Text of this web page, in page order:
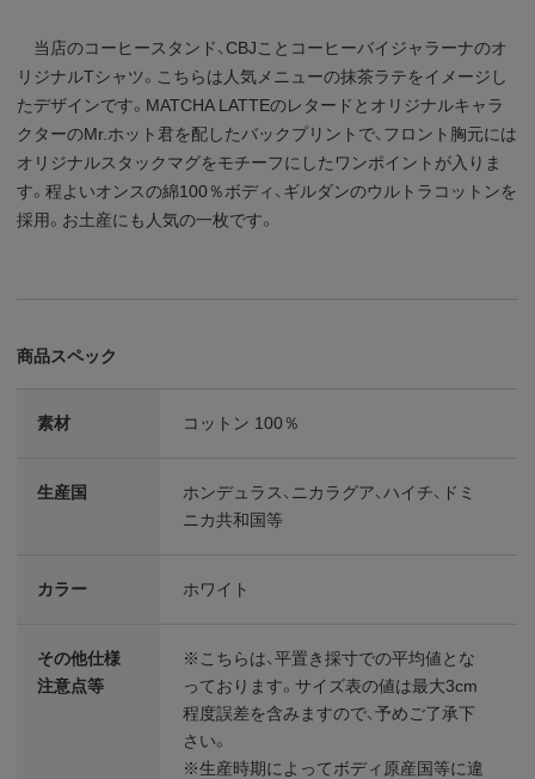
当店のコーヒースタンド、CBJことコーヒーバイジャラーナのオ
リジナルTシャツ。こちらは人気メニューの抹茶ラテをイメージし
たデザインです。MATCHA LATTEのレタードとオリジナルキャラ
クターのMr.ホット君を配したバックプリントで、フロント胸元には
オリジナルスタックマグをモチーフにしたワンポイントが入りま
す。程よいオンスの綿100％ボディ、ギルダンのウルトラコットンを
採用。お土産にも人気の一枚です。
商品スペック
素材 コットン 100％
生産国
ホンデュラス、ニカラグア、ハイチ、ドミ
ニカ共和国等
カラー ホワイト
その他仕様
注意点等
※こちらは、平置き採寸での平均値とな
っております。サイズ表の値は最大3cm
程度誤差を含みますので、予めご了承下
さい。
※生産時期によってボディ原産国等に違